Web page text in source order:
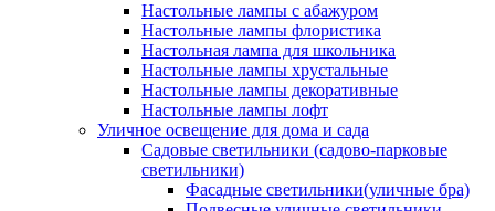
Настольные лампы с абажуром
Настольные лампы флористика
Настольная лампа для школьника
Настольные лампы хрустальные
Настольные лампы декоративные
Настольные лампы лофт
Уличное освещение для дома и сада
Садовые светильники (садово-парковые
светильники)
Фасадные светильники(уличные бра)